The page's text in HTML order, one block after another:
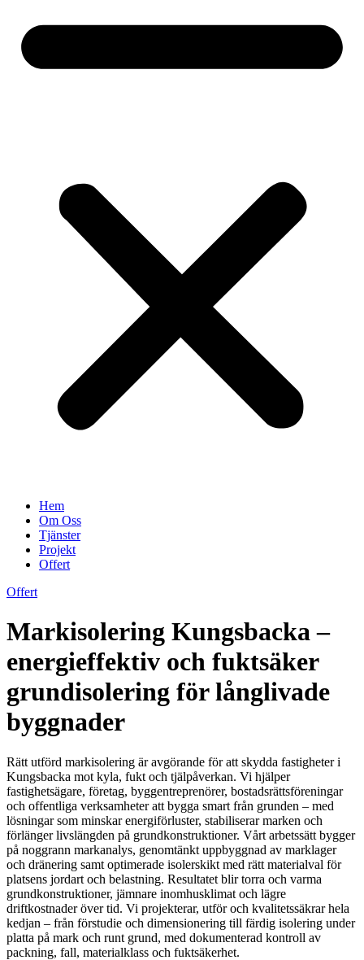
Hem
Om Oss
Tjänster
Projekt
Offert
Offert
Markisolering Kungsbacka –
energieffektiv och fuktsäker
grundisolering för långlivade
byggnader
Rätt utförd markisolering är avgörande för att skydda fastigheter i
Kungsbacka mot kyla, fukt och tjälpåverkan. Vi hjälper
fastighetsägare, företag, byggentreprenörer, bostadsrättsföreningar
och offentliga verksamheter att bygga smart från grunden – med
lösningar som minskar energiförluster, stabiliserar marken och
förlänger livslängden på grundkonstruktioner. Vårt arbetssätt bygger
på noggrann markanalys, genomtänkt uppbyggnad av marklager
och dränering samt optimerade isolerskikt med rätt materialval för
platsens jordart och belastning. Resultatet blir torra och varma
grundkonstruktioner, jämnare inomhusklimat och lägre
driftkostnader över tid. Vi projekterar, utför och kvalitetssäkrar hela
kedjan – från förstudie och dimensionering till färdig isolering under
platta på mark och runt grund, med dokumenterad kontroll av
packning, fall, materialklass och fuktsäkerhet.